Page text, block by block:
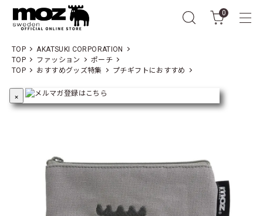
0
TOP
AKATSUKI CORPORATION
TOP
ファッション
ポーチ
TOP
おすすめグッズ特集 プチギフトにおすすめ
×